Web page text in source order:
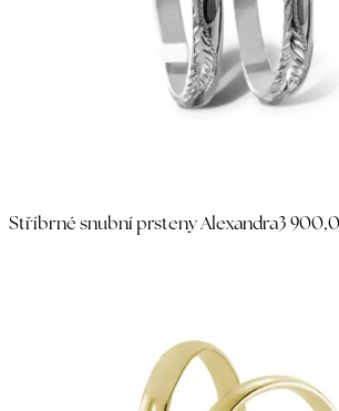
Stříbrné snubní prsteny Alexandra3